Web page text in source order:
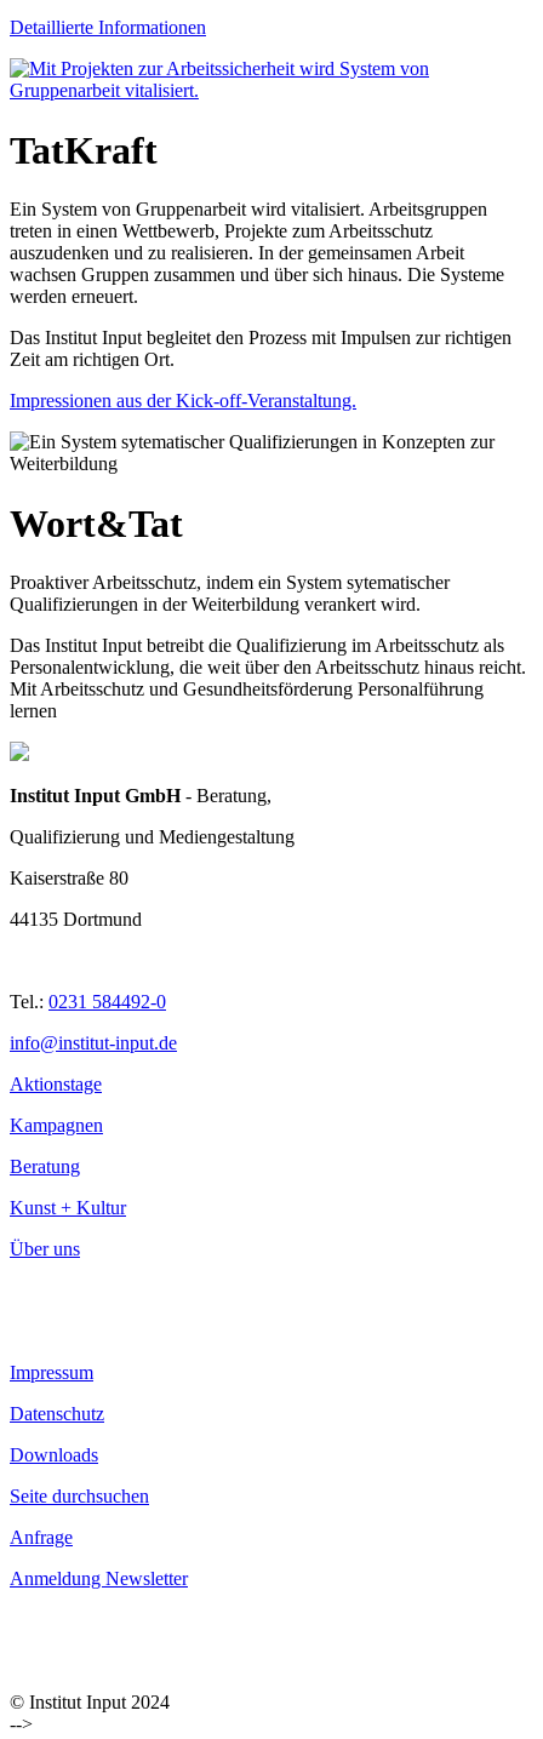
Detaillierte Informationen
TatKraft
Ein System von Gruppenarbeit wird vitalisiert. Arbeitsgruppen
treten in einen Wettbewerb, Projekte zum Arbeitsschutz
auszudenken und zu realisieren. In der gemeinsamen Arbeit
wachsen Gruppen zusammen und über sich hinaus. Die Systeme
werden erneuert.
Das Institut Input begleitet den Prozess mit Impulsen zur richtigen
Zeit am richtigen Ort.
Impressionen aus der Kick-off-Veranstaltung.
Wort&Tat
Proaktiver Arbeitsschutz, indem ein System sytematischer
Qualifizierungen in der Weiterbildung verankert wird.
Das Institut Input betreibt die Qualifizierung im Arbeitsschutz als
Personalentwicklung, die weit über den Arbeitsschutz hinaus reicht.
Mit Arbeitsschutz und Gesundheitsförderung Personalführung
lernen
Institut Input GmbH- Beratung,
Qualifizierung und Mediengestaltung
Kaiserstraße 80
44135 Dortmund
Tel.: 0231 584492-0
info@institut-input.de
Aktionstage
Kampagnen
Beratung
Kunst + Kultur
Über uns
Impressum
Datenschutz
Downloads
Seite durchsuchen
Anfrage
Anmeldung Newsletter
© Institut Input 2024
-->